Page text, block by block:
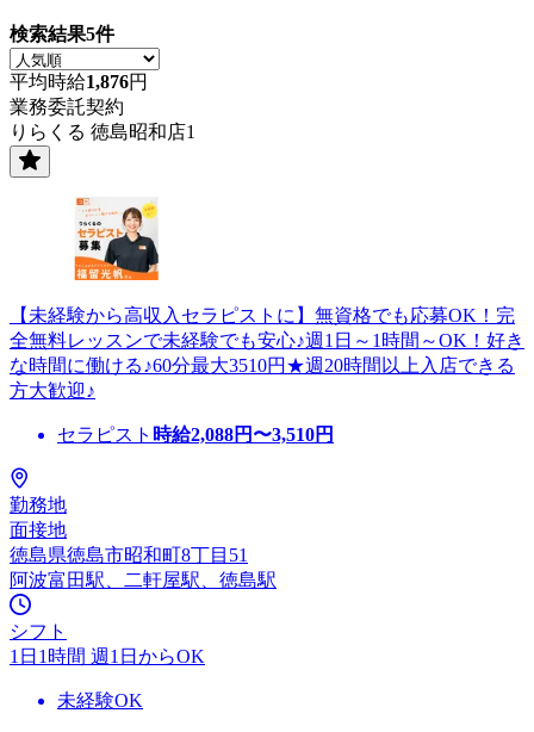
検索結果5件
平均時給1,876円
業務委託契約
りらくる 徳島昭和店1
【未経験から高収入セラピストに】無資格でも応募OK！完
全無料レッスンで未経験でも安心♪週1日～1時間～OK！好き
な時間に働ける♪60分最大3510円★週20時間以上入店できる
方大歓迎♪
セラピスト 時給2,088円〜3,510円
勤務地
面接地
徳島県徳島市昭和町8丁目51
阿波富田駅、二軒屋駅、徳島駅
シフト
1日1時間 週1日からOK
未経験OK